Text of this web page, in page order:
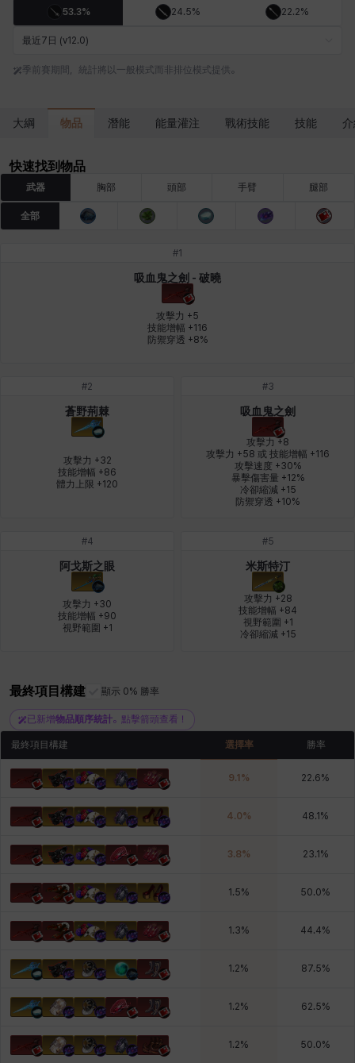
妮婭 妮琪
洛茲 海因茨 玹雨 珍妮 琪婭拉 瑪蒂娜
秀凱 秀雅
艾登 艾迪娜
莉央 菲歐拉
蓋瑞特 達爾科
阿爾達 雪琳
53.3% 24.5% 22.2%
最近7日 (v12.0)
季前賽期間，統計將以一般模式而非排位模式提供。
大綱 物品 潛能 能量灌注 戰術技能 技能
快速找到物品
武器 胸部 頭部 手臂 腿部
全部
#1
吸血鬼之劍 - 破曉
攻擊力 +5
技能增幅 +116
防禦穿透 +8%
#2
蒼野荊棘
攻擊力 +32
技能增幅 +86
體力上限 +120
#3
吸血鬼之劍
攻擊力 +8
攻擊力 +58 或 技能增幅 +116
攻擊速度 +30%
暴擊傷害量 +12%
冷卻縮減 +15
防禦穿透 +10%
#4
阿戈斯之眼
攻擊力 +30
技能增幅 +90
視野範圍 +1
#5
米斯特汀
攻擊力 +28
技能增幅 +84
視野範圍 +1
冷卻縮減 +15
最終項目構建 顯示 0% 勝率
已新增物品順序統計。點擊箭頭查看！
最終項目構建 選擇率 勝率
9.1 % 22.6%
4.0% 48.1 %
3.8% 23.1 %
1.5% 50.0%
1.3% 44.4%
1.2% 87.5%
1.2% 62.5%
1.2% 50.0%